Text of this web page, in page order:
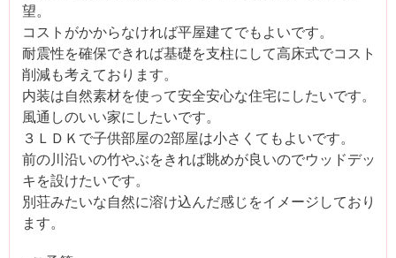
望。
コストがかからなければ平屋建てでもよいです。
耐震性を確保できれば基礎を支柱にして高床式でコスト
削減も考えております。
内装は自然素材を使って安全安心な住宅にしたいです。
風通しのいい家にしたいです。
３ＬＤＫで子供部屋の2部屋は小さくてもよいです。
前の川沿いの竹やぶをきれば眺めが良いのでウッドデッ
キを設けたいです。
別荘みたいな自然に溶け込んだ感じをイメージしており
ます。